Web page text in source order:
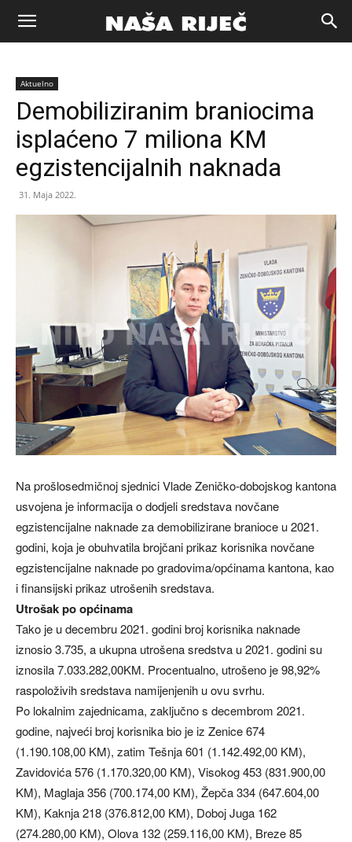
Naša
riječ
Aktuelno
Demobiliziranim braniocima
isplaćeno 7 miliona KM
egzistencijalnih naknada
31. Maja 2022.
Na prošlosedmičnoj sjednici Vlade Zeničko-dobojskog kantona
usvojena je informacija o dodjeli sredstava novčane
egzistencijalne naknade za demobilizirane branioce u 2021.
godini, koja je obuhvatila brojčani prikaz korisnika novčane
egzistencijalne naknade po gradovima/općinama kantona, kao
i finansijski prikaz utrošenih sredstava.
Utrošak po općinama
Tako je u decembru 2021. godini broj korisnika naknade
iznosio 3.735, a ukupna utrošena sredstva u 2021. godini su
iznosila 7.033.282,00KM. Procentualno, utrošeno je 98,92%
raspoloživih sredstava namijenjenih u ovu svrhu.
Po lokalnim zajednicama, zaključno s decembrom 2021.
godine, najveći broj korisnika bio je iz Zenice 674
(1.190.108,00 KM), zatim Tešnja 601 (1.142.492,00 KM),
Zavidovića 576 (1.170.320,00 KM), Visokog 453 (831.900,00
KM), Maglaja 356 (700.174,00 KM), Žepča 334 (647.604,00
KM), Kaknja 218 (376.812,00 KM), Doboj Juga 162
(274.280,00 KM), Olova 132 (259.116,00 KM), Breze 85